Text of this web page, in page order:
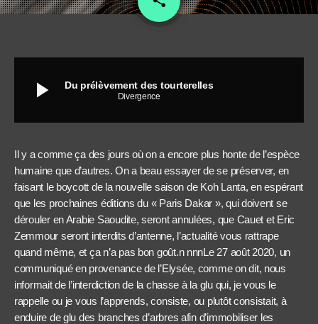
play_arrow Du prélèvement des tourterelles
Divergence
Il y a comme ça des jours où on a encore plus honte de l’espèce
humaine que d’autres. On a beau essayer de se préserver, en
faisant le boycott de la nouvelle saison de Koh Lanta, en espérant
que les prochaines éditions du « Paris Dakar », qui doivent se
dérouler en Arabie Saoudite, seront annulées, que Cauet et Eric
Zemmour seront interdits d’antenne, l’actualité vous rattrape
quand même, et ça n’a pas bon goût.n nnnLe 27 août 2020, un
communiqué en provenance de l’Elysée, comme on dit, nous
informait de l’interdiction de la chasse à la glu qui, je vous le
rappelle ou je vous l’apprends, consiste, ou plutôt consistait, à
enduire de glu des branches d’arbres afin d’immobiliser les